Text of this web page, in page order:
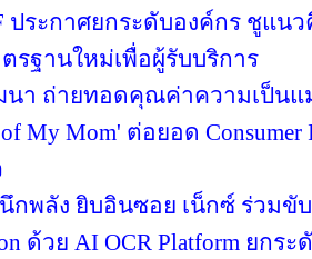
ประกาศยกระดับองค์กร ชูแน
รฐานใหม่เพื่อผู้รับบริการ
า ถ่ายทอดคุณค่าความเป็นแม่
My Mom' ต่อยอด Consumer
กพลัง ยิบอินซอย เน็กซ์ ร่วมขับ
ด้วย AI OCR Platform ยก